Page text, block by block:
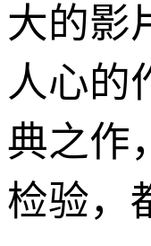
大的影
人心的
典之作
检验，